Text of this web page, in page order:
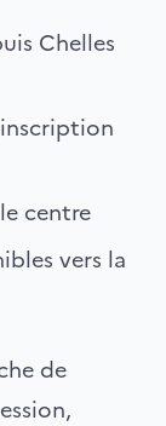
Chelles
centre
vers la
de